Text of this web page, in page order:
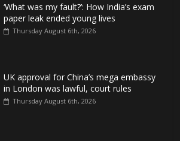
‘What was my fault?’: How India’s exam
paper leak ended young lives
Thursday August 6th, 2026
UK approval for China’s mega embassy
in London was lawful, court rules
Thursday August 6th, 2026